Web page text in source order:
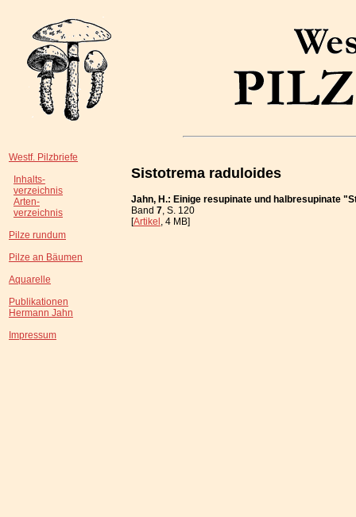
Westf. Pilzbriefe
Inhalts-
verzeichnis
Arten-
verzeichnis
Pilze rundum
Pilze an Bäumen
Aquarelle
Publikationen
Hermann Jahn
Impressum
Sistotrema raduloides
Jahn, H.: Einige resupinate und halbresupinate
Band 7, S. 120
[Artikel, 4 MB]